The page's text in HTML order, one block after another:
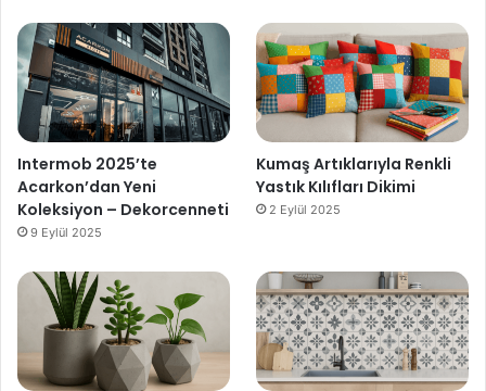
Intermob 2025’te
Acarkon’dan Yeni
Koleksiyon – Dekorcenneti
9 Eylül 2025
Kumaş Artıklarıyla Renkli
Yastık Kılıfları Dikimi
2 Eylül 2025